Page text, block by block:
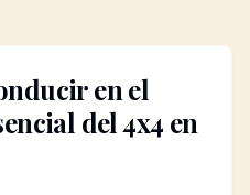
en el
del 4x4 en